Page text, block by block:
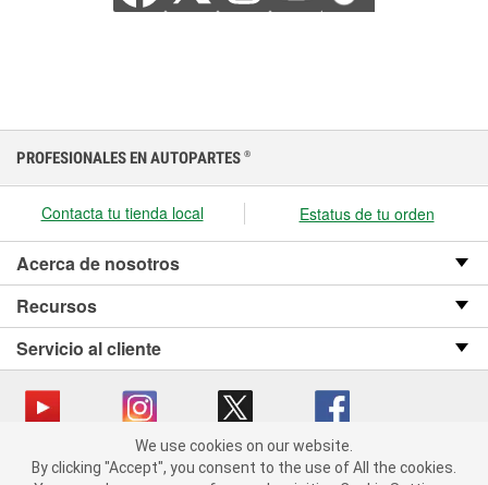
We use cookies on our website. By clicking "Accept", you consent
to the use of All the cookies.
PROFESIONALES EN AUTOPARTES ®
Contacta tu tienda local Estatus de tu orden
Acerca de nosotros
Recursos
Servicio al cliente
Copyright © 2008-2026 O’Reilly Auto Parts v OST_3.2.0.0.729 (3) cv1361
We use cookies on our website.
By clicking "Accept", you consent to the use of All the cookies.